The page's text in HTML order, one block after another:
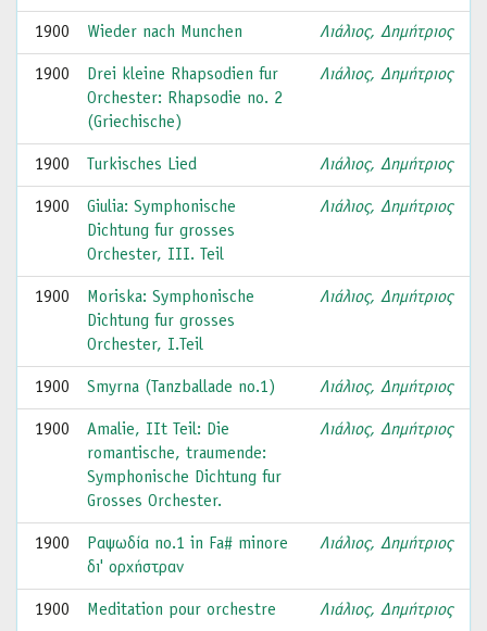
1900 Wieder nach Munchen Λιάλιος, Δημήτριος
1900
Drei kleine Rhapsodien fur
Orchester: Rhapsodie no. 2
(Griechische)
Λιάλιος, Δημήτριος
1900 Turkisches Lied Λιάλιος, Δημήτριος
1900
Giulia: Symphonische
Dichtung fur grosses
Orchester, ΙΙΙ. Teil
Λιάλιος, Δημήτριος
1900
Moriska: Symphonische
Dichtung fur grosses
Orchester, I.Teil
Λιάλιος, Δημήτριος
1900 Smyrna (Tanzballade no.1) Λιάλιος, Δημήτριος
1900
Amalie, ΙΙt Teil: Die
romantische, traumende:
Symphonische Dichtung fur
Grosses Orchester.
Λιάλιος, Δημήτριος
1900
Ραψωδία no.1 in Fa# minore
δι' ορχήστραν
Λιάλιος, Δημήτριος
1900 Meditation pour orchestre Λιάλιος, Δημήτριος